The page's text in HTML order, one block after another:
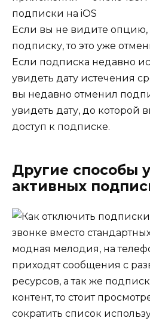
Если вы не видите опцию,
подписку, то это уже
Если подписка недавно
увидеть дату истечения
вы недавно отменил
увидеть дату, до которой
доступ к подписке.
Другие способы
активных
звонке вместо
модная мелодия, на
приходят сообщения с
ресурсов, а так же
контент, то стоит
сократить список